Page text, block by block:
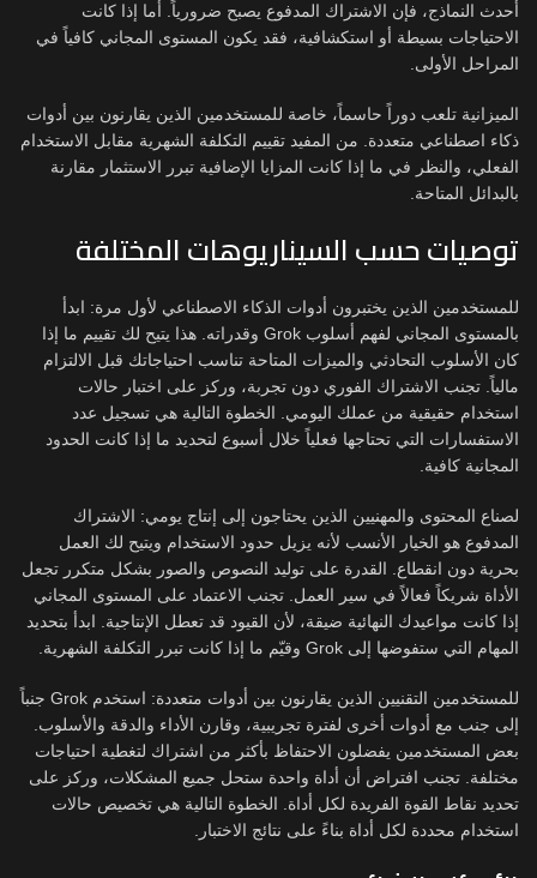
أحدث النماذج، فإن الاشتراك المدفوع يصبح ضرورياً. أما إذا كانت
الاحتياجات بسيطة أو استكشافية، فقد يكون المستوى المجاني كافياً في
المراحل الأولى.
الميزانية تلعب دوراً حاسماً، خاصة للمستخدمين الذين يقارنون بين أدوات
ذكاء اصطناعي متعددة. من المفيد تقييم التكلفة الشهرية مقابل الاستخدام
الفعلي، والنظر في ما إذا كانت المزايا الإضافية تبرر الاستثمار مقارنة
بالبدائل المتاحة.
توصيات حسب السيناريوهات المختلفة
للمستخدمين الذين يختبرون أدوات الذكاء الاصطناعي لأول مرة: ابدأ
بالمستوى المجاني لفهم أسلوب Grok وقدراته. هذا يتيح لك تقييم ما إذا
كان الأسلوب التحادثي والميزات المتاحة تناسب احتياجاتك قبل الالتزام
مالياً. تجنب الاشتراك الفوري دون تجربة، وركز على اختبار حالات
استخدام حقيقية من عملك اليومي. الخطوة التالية هي تسجيل عدد
الاستفسارات التي تحتاجها فعلياً خلال أسبوع لتحديد ما إذا كانت الحدود
المجانية كافية.
لصناع المحتوى والمهنيين الذين يحتاجون إلى إنتاج يومي: الاشتراك
المدفوع هو الخيار الأنسب لأنه يزيل حدود الاستخدام ويتيح لك العمل
بحرية دون انقطاع. القدرة على توليد النصوص والصور بشكل متكرر تجعل
الأداة شريكاً فعالاً في سير العمل. تجنب الاعتماد على المستوى المجاني
إذا كانت مواعيدك النهائية ضيقة، لأن القيود قد تعطل الإنتاجية. ابدأ بتحديد
المهام التي ستفوضها إلى Grok وقيّم ما إذا كانت تبرر التكلفة الشهرية.
للمستخدمين التقنيين الذين يقارنون بين أدوات متعددة: استخدم Grok جنباً
إلى جنب مع أدوات أخرى لفترة تجريبية، وقارن الأداء والدقة والأسلوب.
بعض المستخدمين يفضلون الاحتفاظ بأكثر من اشتراك لتغطية احتياجات
مختلفة. تجنب افتراض أن أداة واحدة ستحل جميع المشكلات، وركز على
تحديد نقاط القوة الفريدة لكل أداة. الخطوة التالية هي تخصيص حالات
استخدام محددة لكل أداة بناءً على نتائج الاختبار.